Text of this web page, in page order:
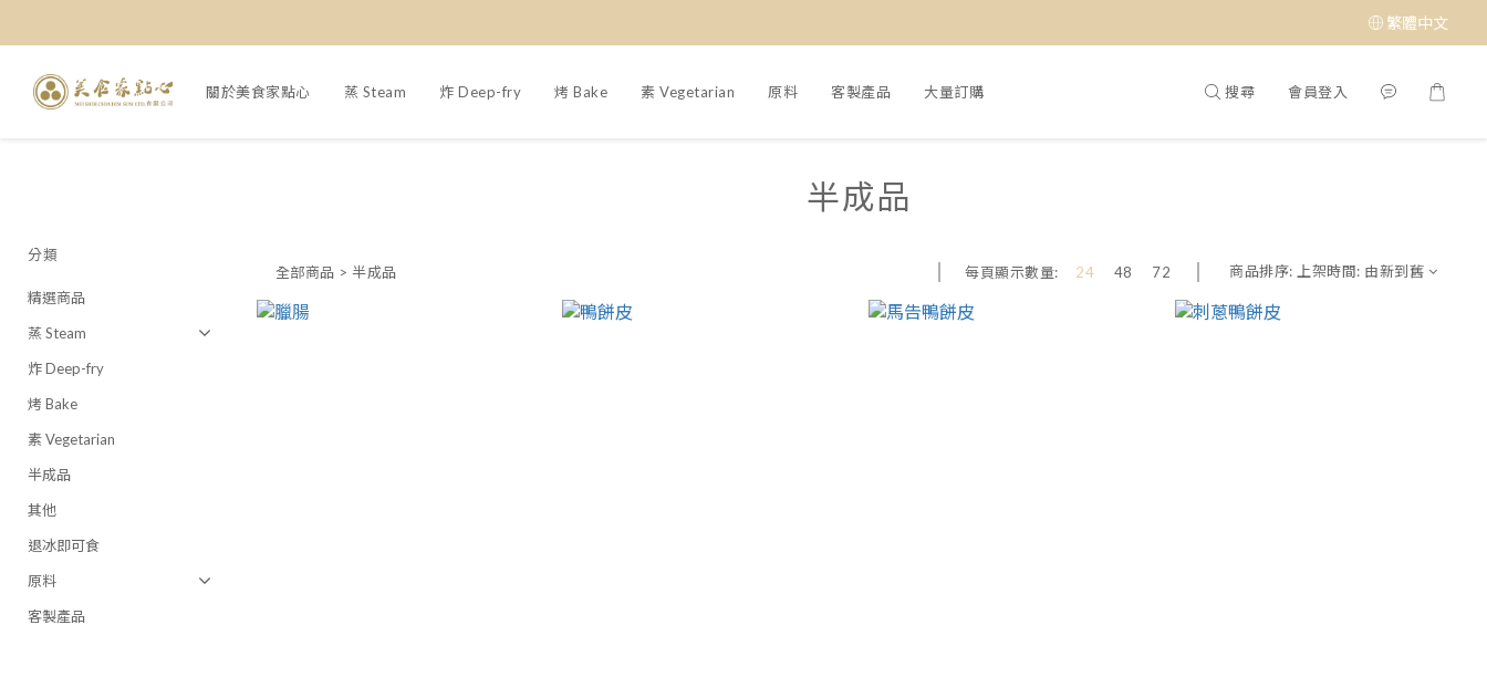
繁體中文
關於美食家點心 蒸 Steam 炸 Deep-fry 烤 Bake 素 Vegetarian 原料 客製產品 大量訂購 搜尋 會員登入
分類
精選商品
蒸 Steam
炸 Deep-fry
烤 Bake
素 Vegetarian
半成品
其他
退冰即可食
原料
客製產品
半成品
全部商品 >半成品 每頁顯示數量: 24 48 72 商品排序: 上架時間: 由新到舊